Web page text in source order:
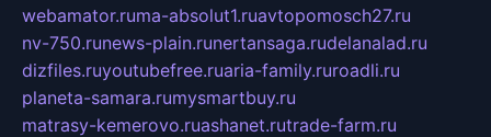
webamator.ruma-absolut1.ruavtopomosch27.ru
nv-750.runews-plain.runertansaga.rudelanalad.ru
dizfiles.ruyoutubefree.ruaria-family.ruroadli.ru
planeta-samara.rumysmartbuy.ru
matrasy-kemerovo.ruashanet.rutrade-farm.ru